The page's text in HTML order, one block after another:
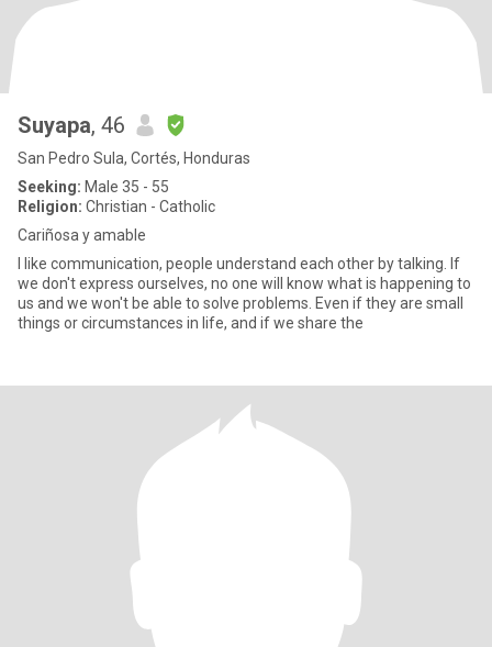
Suyapa, 46
San Pedro Sula, Cortés, Honduras
Seeking: Male 35 - 55
Religion: Christian - Catholic
Cariñosa y amable
I like communication, people understand each other by talking. If
we don't express ourselves, no one will know what is happening to
us and we won't be able to solve problems. Even if they are small
things or circumstances in life, and if we share the